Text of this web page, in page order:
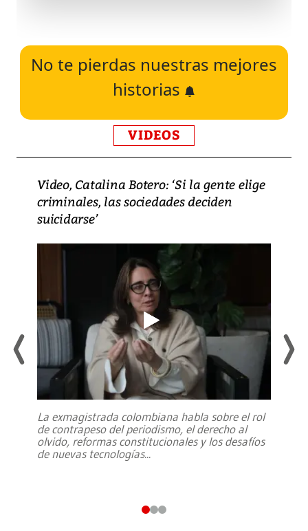
No te pierdas nuestras mejores
historias
VIDEOS
Video, Catalina Botero: ‘Si la gente elige
criminales, las sociedades deciden
suicidarse’
La exmagistrada colombiana habla sobre el rol
de contrapeso del periodismo, el derecho al
olvido, reformas constitucionales y los desafíos
de nuevas tecnologías...